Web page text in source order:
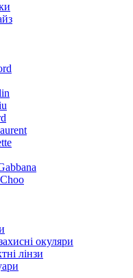
окуляри
лінзи